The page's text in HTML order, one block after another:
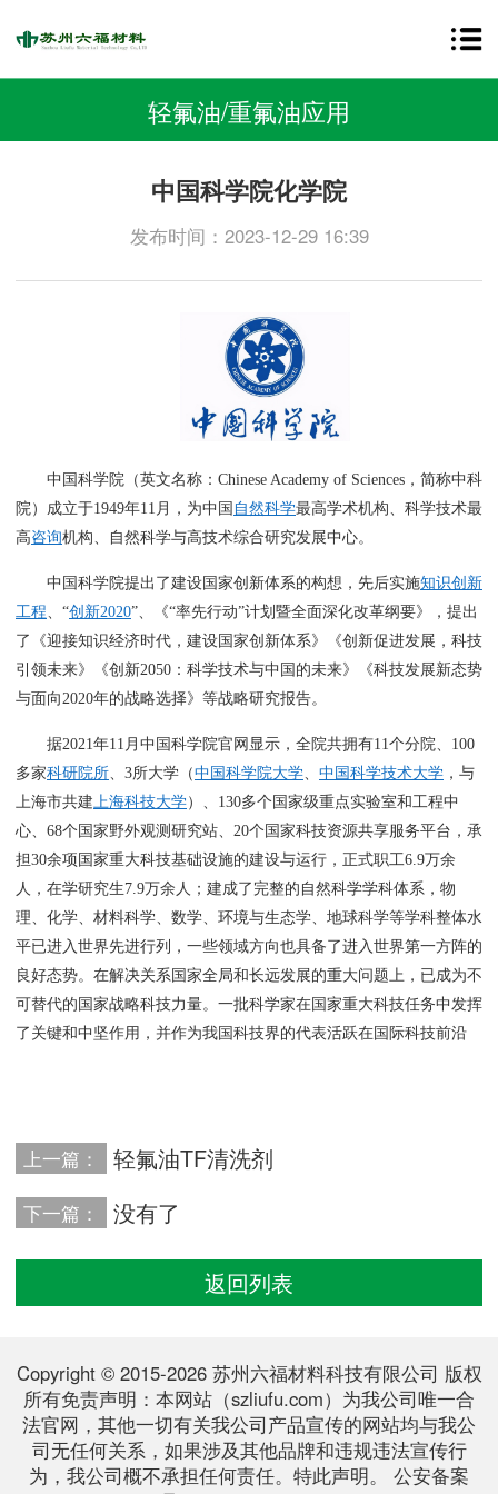
轻氟油/重氟油应用
中国科学院化学院
发布时间：2023-12-29 16:39
中国科学院（英文名称：Chinese Academy of Sciences，简称中科
院）成立于1949年11月，为中国 自然科学最高学术机构、科学技术最
高咨询机构、自然科学与高技术综合研究发展中心。
中国科学院提出了建设国家创新体系的构想，先后实施知识创新
工程 、“创新2020”、《“率先行动”计划暨全面深化改革纲要》，提出
了《迎接知识经济时代，建设国家创新体系》《创新促进发展，科技
引领未来》《创新2050：科学技术与中国的未来》《科技发展新态势
与面向2020年的战略选择》等战略研究报告。
据2021年11月中国科学院官网显示，全院共拥有11个分院、100
多家科研院所 、3所大学（中国科学院大学 中国科学技术大学 ，与
上海市共建 上海科技大学）、130多个国家级重点实验室和工程中
心、68个国家野外观测研究站、20个国家科技资源共享服务平台，承
担30余项国家重大科技基础设施的建设与运行，正式职工6.9万余
人，在学研究生7.9万余人；建成了完整的自然科学学科体系，物
理、化学、材料科学、数学、环境与生态学、地球科学等学科整体水
平已进入世界先进行列，一些领域方向也具备了进入世界第一方阵的
良好态势。在解决关系国家全局和长远发展的重大问题上，已成为不
可替代的国家战略科技力量。一批科学家在国家重大科技任务中发挥
了关键和中坚作用，并作为我国科技界的代表活跃在国际科技前沿
上一篇： 轻氟油TF清洗剂
下一篇： 没有了
返回列表
Copyright © 2015-2026 苏州六福材料科技有限公司 版权
所有免责声明：本网站（szliufu.com）为我公司唯一合
法官网，其他一切有关我公司产品宣传的网站均与我公
司无任何关系，如果涉及其他品牌和违规违法宣传行
为，我公司概不承担任何责任。特此声明。 公安备案